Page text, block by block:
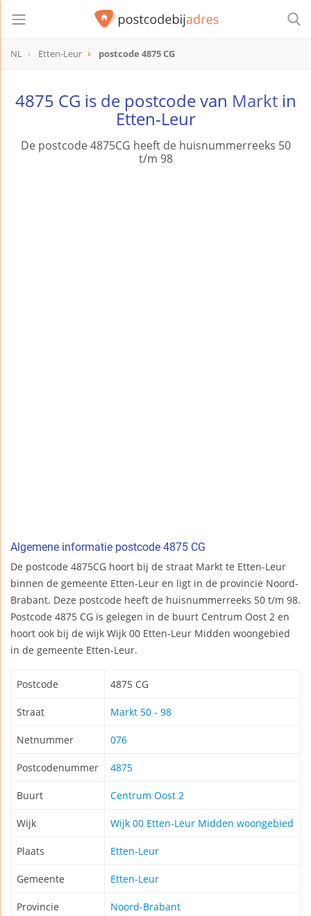
NL Etten-Leur postcode 4875 CG
4875 CG is de postcode van Marktin
Etten-Leur
De postcode 4875CG heeft de huisnummerreeks 50
t/m 98
Algemene informatie postcode 4875 CG
De postcode 4875CG hoort bij de straat Markt te Etten-Leur
binnen de gemeente Etten-Leur en ligt in de provincie Noord-
Brabant. Deze postcode heeft de huisnummerreeks 50 t/m 98.
Postcode 4875 CG is gelegen in de buurt Centrum Oost 2 en
hoort ook bij de wijk Wijk 00 Etten-Leur Midden woongebied
in de gemeente Etten-Leur.
Postcode 4875 CG
Straat Markt 50 - 98
Netnummer 076
Postcodenummer 4875
Buurt Centrum Oost 2
Wijk Wijk 00 Etten-Leur Midden woongebied
Plaats Etten-Leur
Gemeente Etten-Leur
Provincie Noord-Brabant